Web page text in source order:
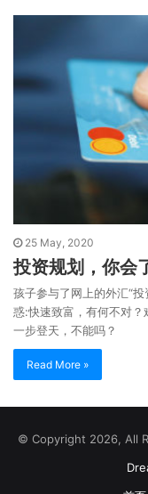
25 May, 2020
投资规划，你会
孩子参与了网上的外汇“
惑:快速致富，有何不对？
一步登天，不能吗？
Read More »
© Copyright 2026, All